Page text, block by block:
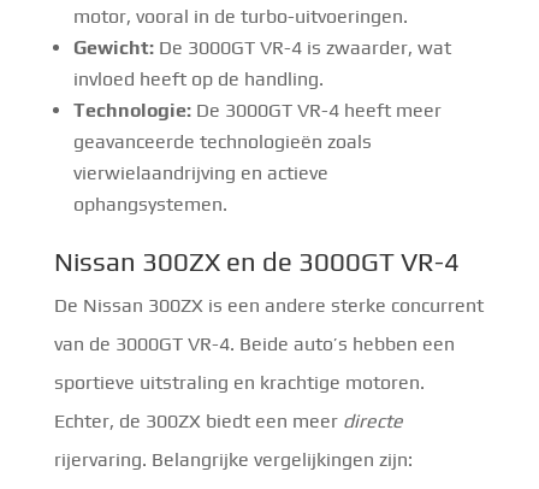
motor, vooral in de turbo-uitvoeringen.
Gewicht:De 3000GT VR-4 is zwaarder, wat
invloed heeft op de handling.
Technologie:De 3000GT VR-4 heeft meer
geavanceerde technologieën zoals
vierwielaandrijving en actieve
ophangsystemen.
Nissan 300ZX en de 3000GT VR-4
De Nissan 300ZX is een andere sterke concurrent
van de 3000GT VR-4. Beide auto’s hebben een
sportieve uitstraling en krachtige motoren.
Echter, de 300ZX biedt een meer directe
rijervaring. Belangrijke vergelijkingen zijn: